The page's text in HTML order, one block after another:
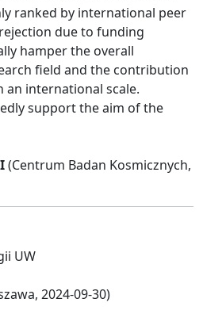
ranked by international peer
due to funding
hamper the overall
field and the contribution
an international scale.
support the aim of the
(Centrum Badan Kosmicznych,
UW
2024-09-30)